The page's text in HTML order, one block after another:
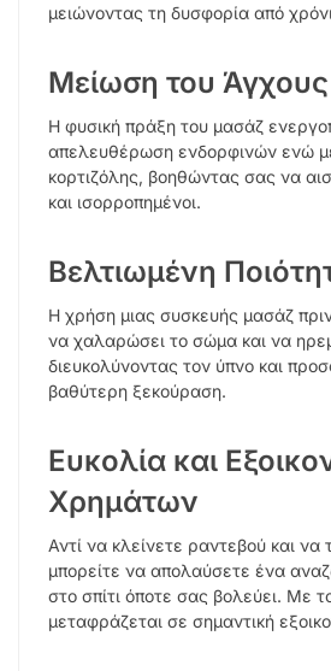
μειώνοντας τη δυσφορία από
Μείωση του Άγχους
Η φυσική πράξη του μασάζ
απελευθέρωση ενδορφινών ενώ
κορτιζόλης, βοηθώντας σας να
και ισορροπημένοι.
Βελτιωμένη
Η χρήση μιας συσκευής μασάζ
να χαλαρώσει το σώμα και να
διευκολύνοντας τον ύπνο και
βαθύτερη ξεκούραση.
Ευκολία και
Χρημάτων
Αντί να κλείνετε ραντεβού και να
μπορείτε να απολαύσετε ένα
στο σπίτι όποτε σας βολεύει. Με
μεταφράζεται σε σημαντική